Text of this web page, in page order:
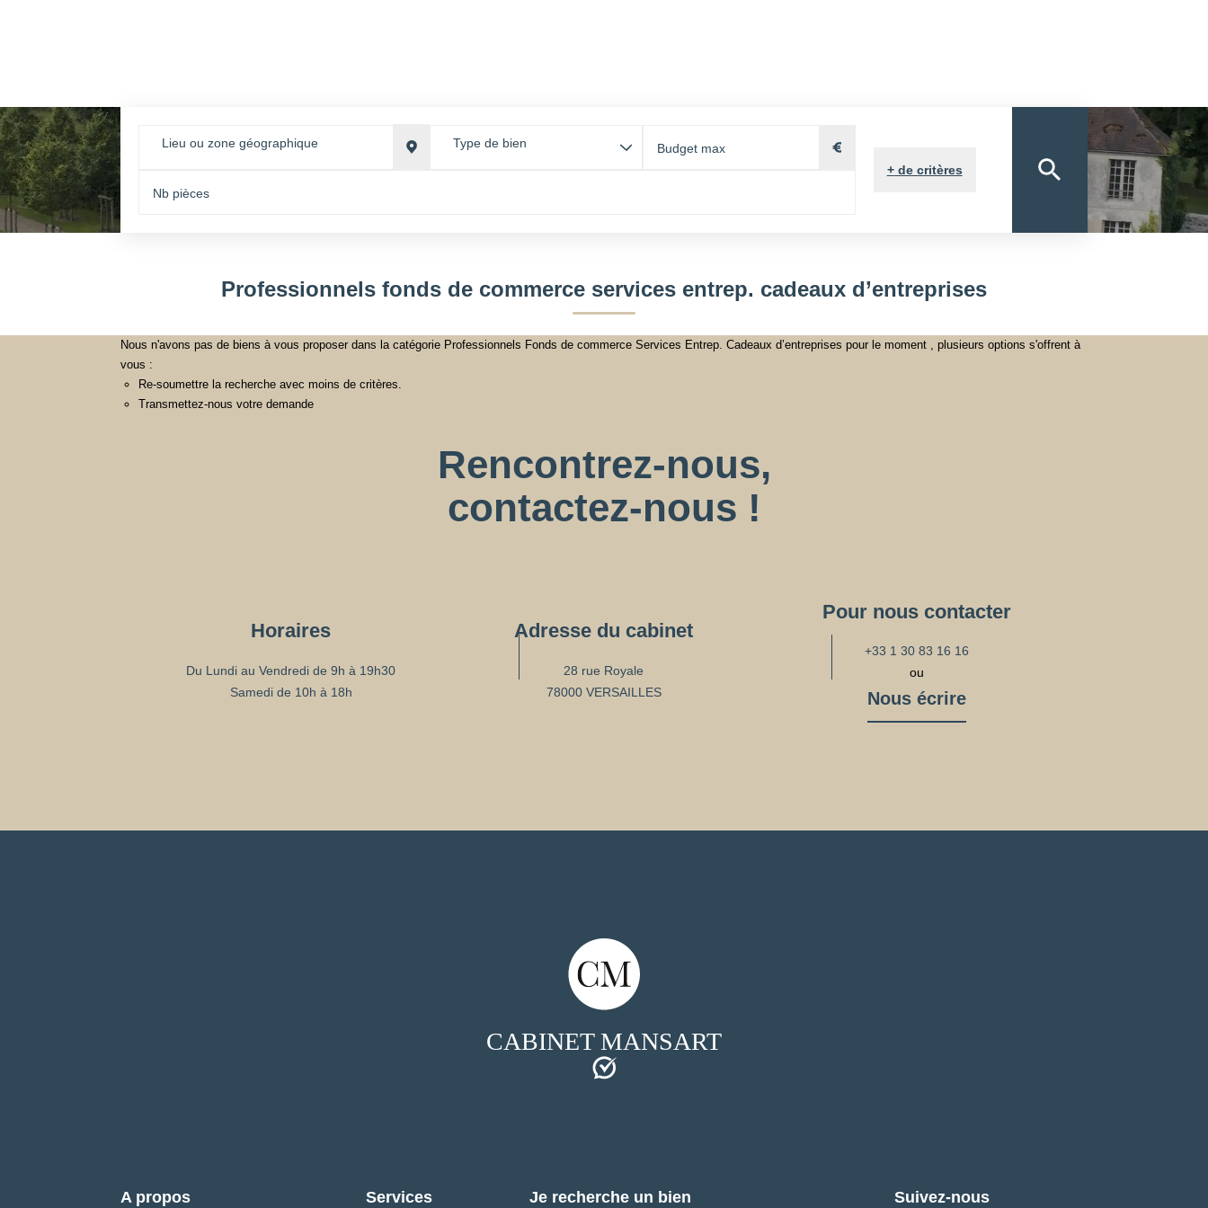
Lieu ou zone géographique
Type de bien
+de critères
Professionnels fonds de commerce services entrep. cadeaux d’entreprises
Nous n'avons pas de biens à vous proposer dans la catégorie Professionnels Fonds de commerce Services Entrep. Cadeaux d’entreprises pour le moment , plusieurs options s'offrent à
vous :
Re-soumettre la recherche avec moins de critères.
Transmettez-nous votre demande
Rencontrez-nous,
contactez-nous !
Horaires
Du Lundi au Vendredi de 9h à 19h30
Samedi de 10h à 18h
Adresse du cabinet
28 rue Royale
78000 VERSAILLES
Pour nous contacter
+33 1 30 83 16 16
ou
Nous écrire
CABINET MANSART
A propos Services Je recherche un bien Suivez-nous